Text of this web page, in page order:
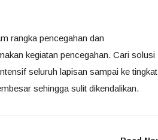
rangka pencegahan dan
kegiatan pencegahan. Cari solusi
seluruh lapisan sampai ke tingkat
sehingga sulit dikendalikan.